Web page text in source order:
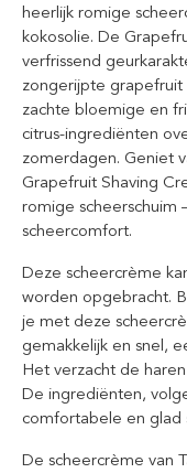
heerlijk romige
kokosolie. De
verfrissend
zongerijpte grapefruit
zachte bloemige en
citrus-ingrediënten
zomerdagen. Geniet
Grapefruit Shaving
romige scheerschuim
scheercomfort.
Deze scheercrème
worden opgebracht.
je met deze
gemakkelijk en snel,
Het verzacht de
De ingrediënten,
comfortabele en glad
De scheercrème van